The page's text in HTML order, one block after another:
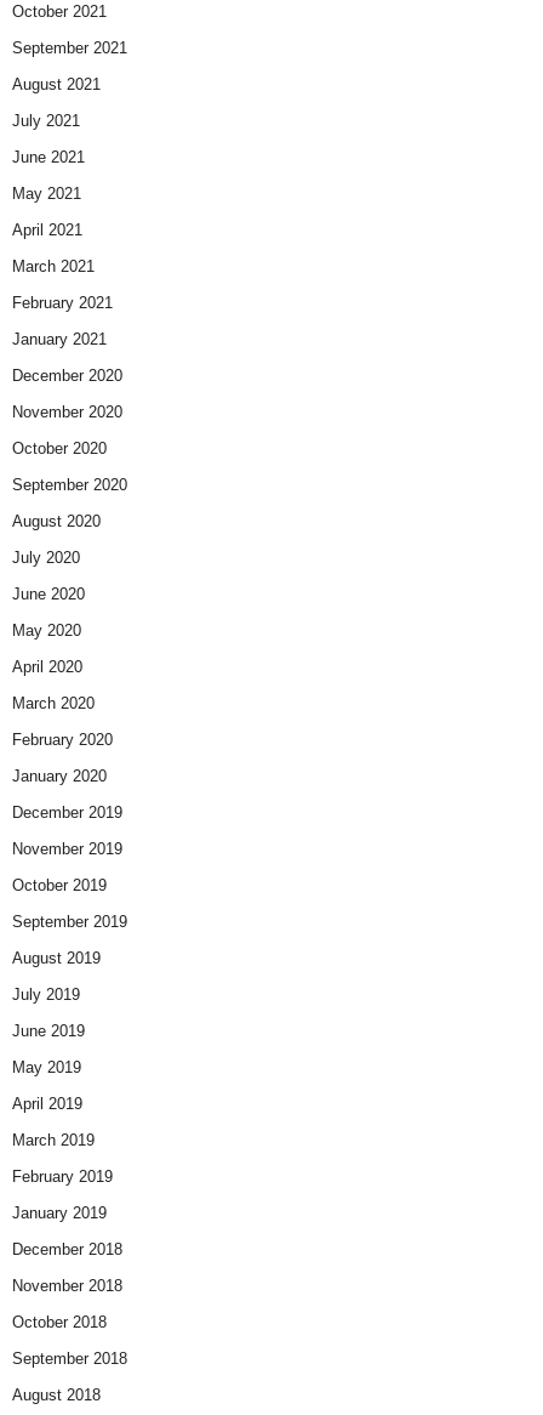
October 2021
September 2021
August 2021
July 2021
June 2021
May 2021
April 2021
March 2021
February 2021
January 2021
December 2020
November 2020
October 2020
September 2020
August 2020
July 2020
June 2020
May 2020
April 2020
March 2020
February 2020
January 2020
December 2019
November 2019
October 2019
September 2019
August 2019
July 2019
June 2019
May 2019
April 2019
March 2019
February 2019
January 2019
December 2018
November 2018
October 2018
September 2018
August 2018